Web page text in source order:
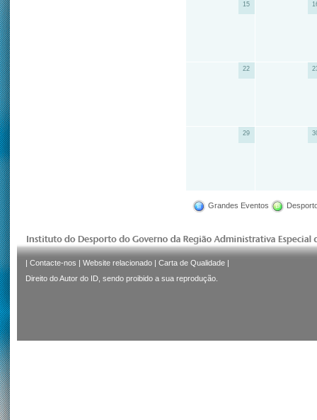
15
22
29
Grandes Eventos
| Contacte-nos | Website relacionado | Carta de Qualidade |
Direito do Autor do ID, sendo proibido a sua reprodução.